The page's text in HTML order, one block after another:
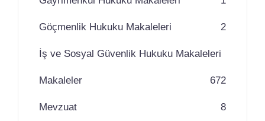
Göçmenlik Hukuku Makaleleri 2
İş ve Sosyal Güvenlik Hukuku Makaleleri
2
Makaleler 67
Mevzuat 8